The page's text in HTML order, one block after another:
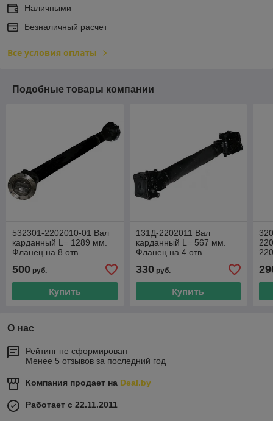
Наличными
Безналичный расчет
Все условия оплаты
Подобные товары компании
532301-2202010-01 Вал
карданный L= 1289 мм.
Фланец на 8 отв.
УРАЛ и т.д.
500 руб.
Купить
131Д-2202011 Вал
карданный L= 567 мм.
Фланец на 4 отв.
ЗИЛ и т.д.
330руб.
Купить
О нас
Рейтинг не сформирован
Менее 5 отзывов за последний год
Компания продает на Deal.by
Работает с 22.11.2011